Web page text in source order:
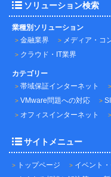
ソリューション検索
業種別ソリューション
金融業界
メディア・コ
クラウド・IT業界
カテゴリー
帯域保証インターネット
VMware問題への対応
オフィスインターネット
サイトメニュー
トップページ イベント